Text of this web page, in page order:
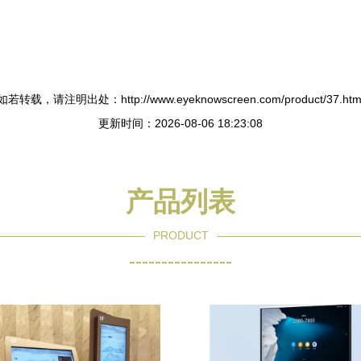
若转载，请注明出处：http://www.eyeknowscreen.com/product/
更新时间：2026-08-06 18:23:08
产品列表
PRODUCT
----------------